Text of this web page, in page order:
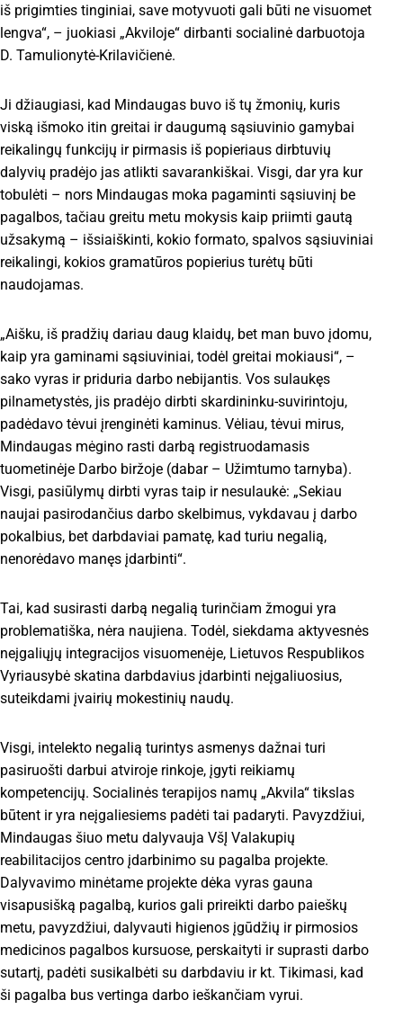
iš prigimties tinginiai, save motyvuoti gali būti ne visuomet
lengva“, – juokiasi „Akviloje“ dirbanti socialinė darbuotoja
D. Tamulionytė-Krilavičienė.
Ji džiaugiasi, kad Mindaugas buvo iš tų žmonių, kuris
viską išmoko itin greitai ir daugumą sąsiuvinio gamybai
reikalingų funkcijų ir pirmasis iš popieriaus dirbtuvių
dalyvių pradėjo jas atlikti savarankiškai. Visgi, dar yra kur
tobulėti – nors Mindaugas moka pagaminti sąsiuvinį be
pagalbos, tačiau greitu metu mokysis kaip priimti gautą
užsakymą – išsiaiškinti, kokio formato, spalvos sąsiuviniai
reikalingi, kokios gramatūros popierius turėtų būti
naudojamas.
„Aišku, iš pradžių dariau daug klaidų, bet man buvo įdomu,
kaip yra gaminami sąsiuviniai, todėl greitai mokiausi“, –
sako vyras ir priduria darbo nebijantis. Vos sulaukęs
pilnametystės, jis pradėjo dirbti skardininku-suvirintoju,
padėdavo tėvui įrenginėti kaminus. Vėliau, tėvui mirus,
Mindaugas mėgino rasti darbą registruodamasis
tuometinėje Darbo biržoje (dabar – Užimtumo tarnyba).
Visgi, pasiūlymų dirbti vyras taip ir nesulaukė: „Sekiau
naujai pasirodančius darbo skelbimus, vykdavau į darbo
pokalbius, bet darbdaviai pamatę, kad turiu negalią,
nenorėdavo manęs įdarbinti“.
Tai, kad susirasti darbą negalią turinčiam žmogui yra
problematiška, nėra naujiena. Todėl, siekdama aktyvesnės
neįgaliųjų integracijos visuomenėje, Lietuvos Respublikos
Vyriausybė skatina darbdavius įdarbinti neįgaliuosius,
suteikdami įvairių mokestinių naudų.
Visgi, intelekto negalią turintys asmenys dažnai turi
pasiruošti darbui atviroje rinkoje, įgyti reikiamų
kompetencijų. Socialinės terapijos namų „Akvila“ tikslas
būtent ir yra neįgaliesiems padėti tai padaryti. Pavyzdžiui,
Mindaugas šiuo metu dalyvauja VšĮ Valakupių
reabilitacijos centro įdarbinimo su pagalba projekte.
Dalyvavimo minėtame projekte dėka vyras gauna
visapusišką pagalbą, kurios gali prireikti darbo paieškų
metu, pavyzdžiui, dalyvauti higienos įgūdžių ir pirmosios
medicinos pagalbos kursuose, perskaityti ir suprasti darbo
sutartį, padėti susikalbėti su darbdaviu ir kt. Tikimasi, kad
ši pagalba bus vertinga darbo ieškančiam vyrui.